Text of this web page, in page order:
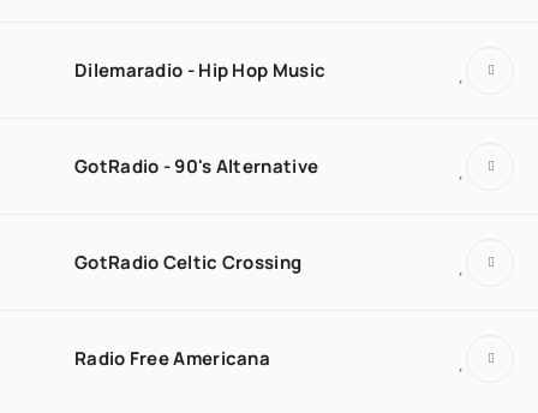
Dilemaradio - Hip Hop Music
GotRadio - 90's Alternative
GotRadio Celtic Crossing
Radio Free Americana